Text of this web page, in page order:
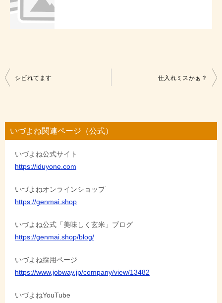
投
ビ
ゲ
シビれてます 仕入れミスかぁ？
いづよね関連ページ（公式）
いづよね公式サイト
https://iduyone.com
いづよねオンラインショップ
https://genmai.shop
いづよね公式「美味しく玄米」ブログ
https://genmai.shop/blog/
いづよね採用ページ
https://www.jobway.jp/company/view/13482
いづよねYouTube